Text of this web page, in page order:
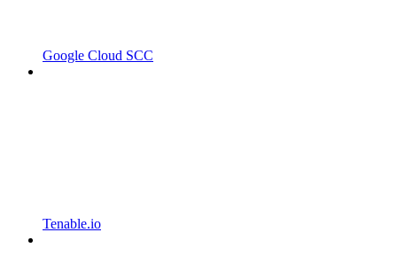
Google Cloud SCC
Tenable.io